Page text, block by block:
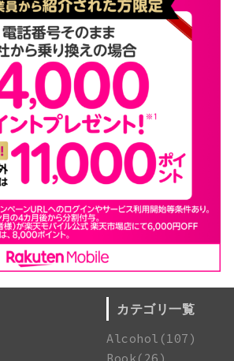
カテゴリ一覧
Alcohol(107)